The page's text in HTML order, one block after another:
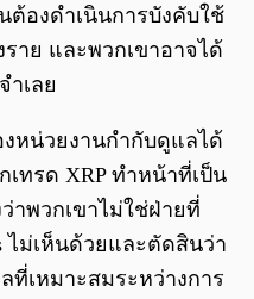
ต้องดำเนินการบังคับใช้
าย และพวกเขาอาจได้
ำเลย
หน่วยงานกำกับดูแลได้
ทรด XRP ทำหน้าที่เป็น
าพวกเขาไม่ใช่ฝ่ายที่
ไม่เห็นด้วยและตัดสินว่า
ที่เหมาะสมระหว่างการ